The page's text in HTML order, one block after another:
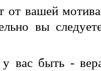
от вашей
вы
вас быть -